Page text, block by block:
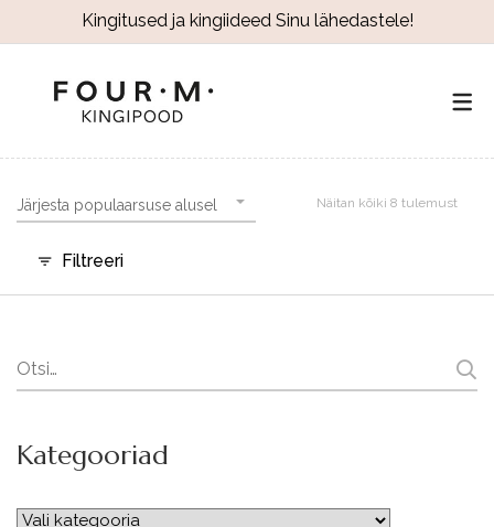
Kingitused ja kingiideed Sinu lähedastele!
Järjesta populaarsuse alusel Näitan kõiki 8 tulemust
Filtreeri
Search
Kategooriad